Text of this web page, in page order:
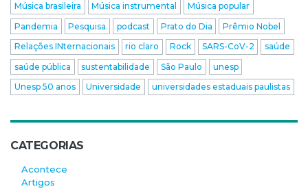
Música brasileira
Música instrumental
Música popular
Pandemia
Pesquisa podcast Prato do Dia
Prêmio Nobel
Relações INternacionais
rio claro Rock SARS-CoV-2
saúde
saúde pública
sustentabilidade São Paulo
unesp
Unesp 50 anos
Universidade universidades estaduais paulistas
CATEGORIAS
Acontece
Artigos